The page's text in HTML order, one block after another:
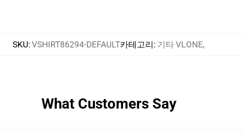
SKU:VSHIRT86294-DEFAULT카테고리: 기타 VLONE,
What Customers Say